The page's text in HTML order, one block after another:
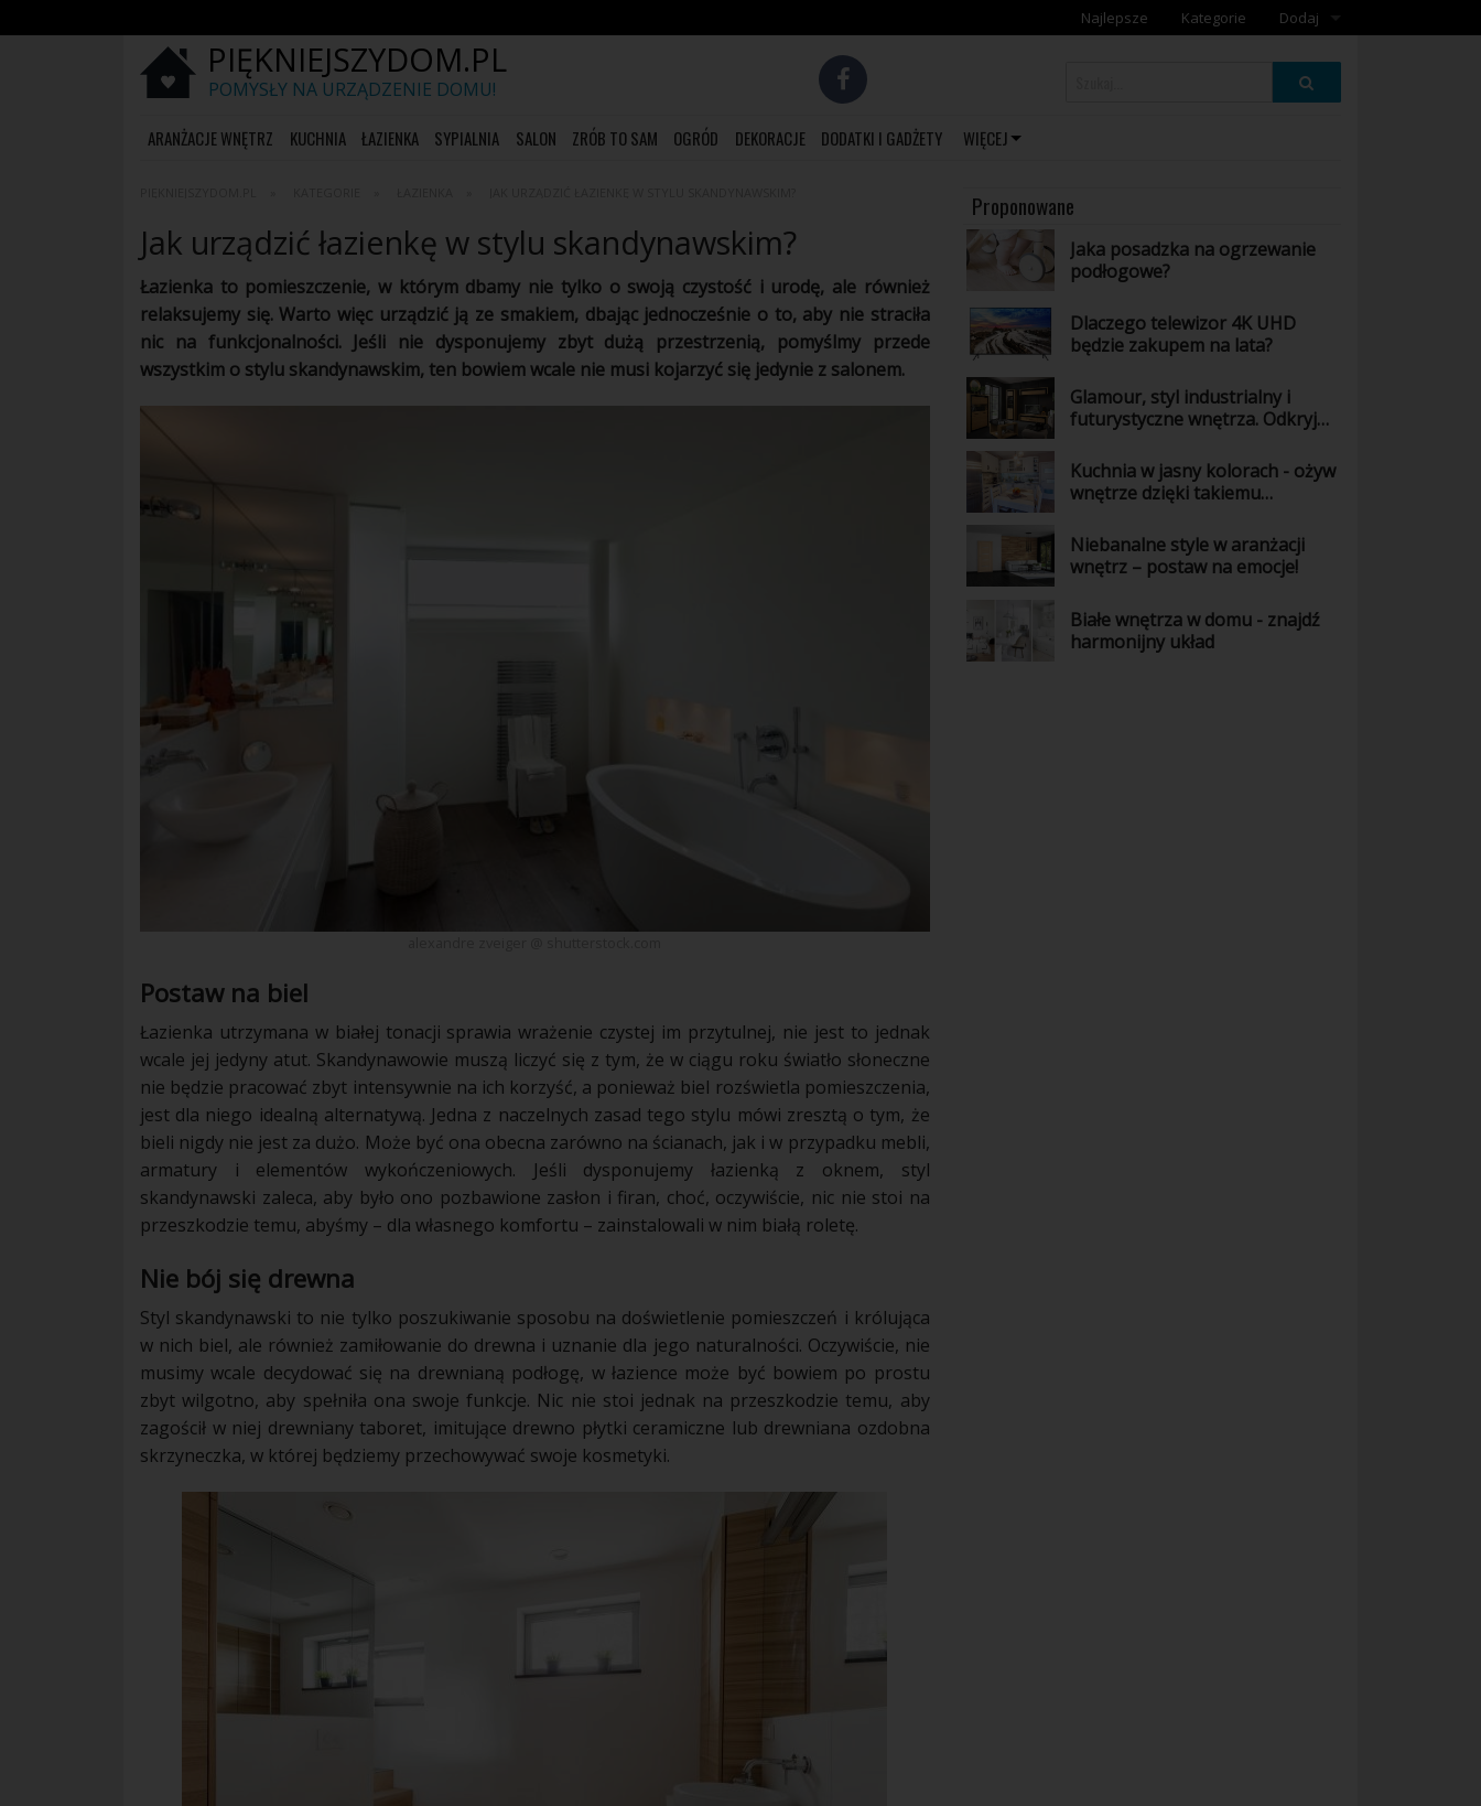
Najlepsze Kategorie
Dodaj
Dodaj galerię
PIĘKNIEJSZYDOM.PL
POMYSŁY NA URZĄDZENIE DOMU!
ARANŻACJE WNĘTRZ
KUCHNIA ŁAZIENKA SYPIALNIA SALON ZRÓB TO SAM OGRÓD DEKORACJE DODATKI I GADŻETY WIĘCEJ
Jak urządzić łazienkę w stylu skandynawskim?
Łazienka to pomieszczenie, w którym dbamy nie tylko o swoją czystość i urodę, ale również
relaksujemy się. Warto więc urządzić ją ze smakiem, dbając jednocześnie o to, aby nie straciła
nic na funkcjonalności. Jeśli nie dysponujemy zbyt dużą przestrzenią, pomyślmy przede
wszystkim o stylu skandynawskim, ten bowiem wcale nie musi kojarzyć się jedynie z salonem.
Postaw na biel
Łazienka utrzymana w białej tonacji sprawia wrażenie czystej im przytulnej, nie jest to jednak
wcale jej jedyny atut. Skandynawowie muszą liczyć się z tym, że w ciągu roku światło słoneczne
nie będzie pracować zbyt intensywnie na ich korzyść, a ponieważ biel rozświetla pomieszczenia,
jest dla niego idealną alternatywą. Jedna z naczelnych zasad tego stylu mówi zresztą o tym, że
bieli nigdy nie jest za dużo. Może być ona obecna zarówno na ścianach, jak i w przypadku mebli,
armatury i elementów wykończeniowych. Jeśli dysponujemy łazienką z oknem, styl
skandynawski zaleca, aby było ono pozbawione zasłon i firan, choć, oczywiście, nic nie stoi na
przeszkodzie temu, abyśmy – dla własnego komfortu – zainstalowali w nim białą roletę.
Nie bój się drewna
Styl skandynawski to nie tylko poszukiwanie sposobu na doświetlenie pomieszczeń i królująca
w nich biel, ale również zamiłowanie do drewna i uznanie dla jego naturalności. Oczywiście, nie
musimy wcale decydować się na drewnianą podłogę, w łazience może być bowiem po prostu
zbytwilgotno, aby spełniła ona swoje funkcje. Nic nie stoi jednak na przeszkodzie temu, aby
zagościł w niej drewnianytaboret, imitujące drewno płytki ceramiczne lub drewniana ozdobna
skrzyneczka, w której będziemy przechowywać swoje kosmetyki.
Proponowane
Jaka posadzka na ogrzewanie
podłogowe?
Dlaczego telewizor 4K UHD
będzie zakupem na lata?
Glamour, styl industrialny i
futurystyczne wnętrza. Odkryj
kolekcji Arosa
Kuchnia w jasny kolorach - ożyw
wnętrze dzięki takiemu
Niebanalne style w aranżacji
wnętrz – postaw na emocje!
Białe wnętrza w domu - znajdź
harmonijny układ